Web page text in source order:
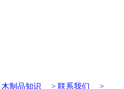
木制品知识 > 联系我们 >